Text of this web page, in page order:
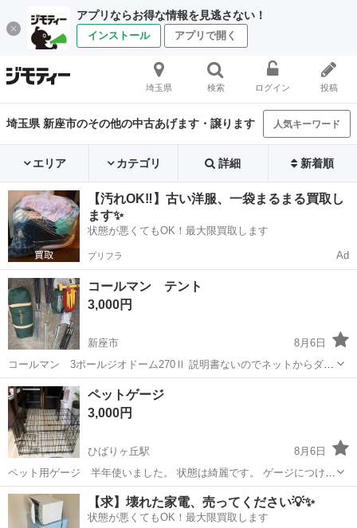
アプリならお得な情報を見逃さない！
インストール アプリで開く
埼玉県 検索 ログイン 投稿
埼玉県 新座市のその他の中古あげます・譲ります 人気キーワード
エリア カテゴリ 詳細 新着順
【汚れOK‼️】古い洋服、一袋まるまる買取し
ます✨
状態が悪くてもOK！最大限買取します
プリフラ Ad
コールマン テント
3,000円
新座市
8月6日
コールマン 3ポールジオドーム270Ⅱ 説明書ないのでネットからダウ
ンロードお願いします。 頂き物で、自分では設営できなかったので穴
空いてるかの確認はできていません。畳む時に破れなど目立ったもの
はなかったです。 https...
埼玉 新座市 その他
ペットゲージ
3,000円
ひばりヶ丘駅
8月6日
ペット用ゲージ 半年使いました。 状態は綺麗です。 ゲージにつけら
れる水飲みもつけます。 現地まで取りに来られる方のみでお願い致し
ます。
埼玉 新座市 ひばりヶ丘駅 その他 ゲージ
【求】壊れた家電、売ってください💡✨
状態が悪くてもOK！最大限買取します